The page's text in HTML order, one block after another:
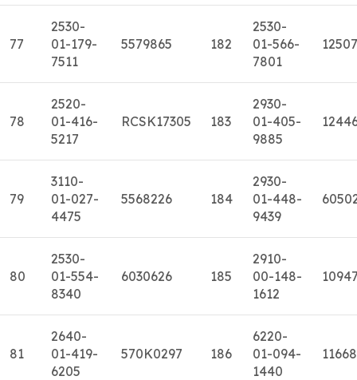
77
2530-
01-179-
7511
5579865 182
2530-
01-566-
7801
78
2520-
01-416-
5217
RCSK17305 183
2930-
01-405-
9885
79
3110-
01-027-
4475
5568226 184
2930-
01-448-
9439
80
2530-
01-554-
8340
6030626 185
2910-
00-148-
1612
81
2640-
01-419-
6205
570K0297 186
6220-
01-094-
1440